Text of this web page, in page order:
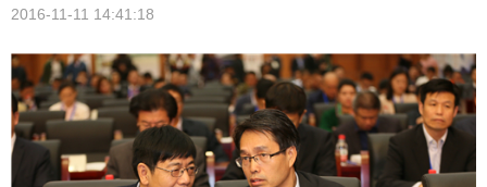
2016-11-11 14:41:18